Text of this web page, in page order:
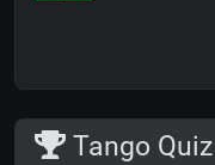
Tango Quiz